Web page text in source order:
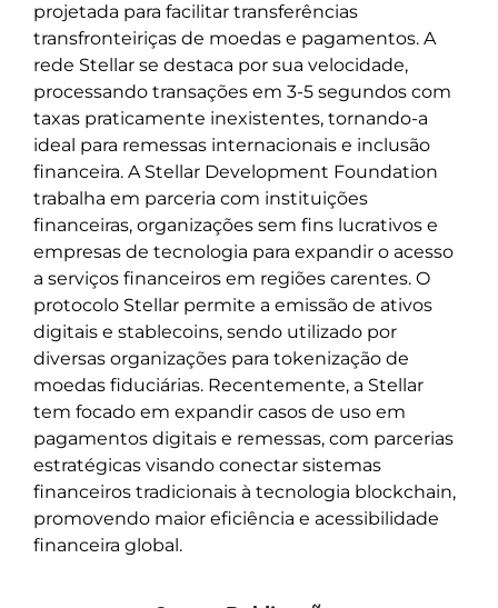
projetada para facilitar transferências
transfronteiriças de moedas e pagamentos. A
rede Stellar se destaca por sua velocidade,
processando transações em 3-5 segundos com
taxas praticamente inexistentes, tornando-a
ideal para remessas internacionais e inclusão
financeira. A Stellar Development Foundation
trabalha em parceria com instituições
financeiras, organizações sem fins lucrativos e
empresas de tecnologia para expandir o acesso
a serviços financeiros em regiões carentes. O
protocolo Stellar permite a emissão de ativos
digitais e stablecoins, sendo utilizado por
diversas organizações para tokenização de
moedas fiduciárias. Recentemente, a Stellar
tem focado em expandir casos de uso em
pagamentos digitais e remessas, com parcerias
estratégicas visando conectar sistemas
financeiros tradicionais à tecnologia blockchain,
promovendo maior eficiência e acessibilidade
financeira global.